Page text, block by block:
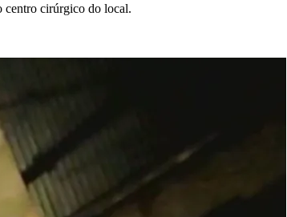
centro cirúrgico do local.